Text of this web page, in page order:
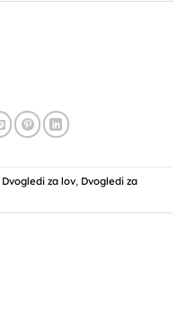
Dvogledi za lov, Dvogledi za